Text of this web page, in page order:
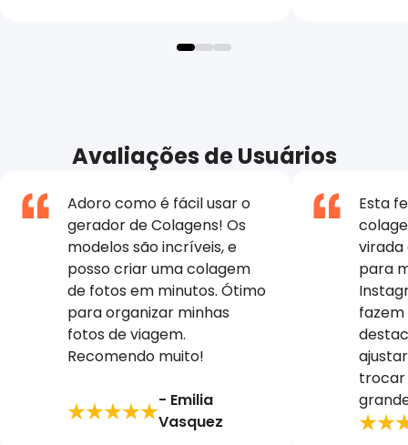
Avaliações de Usuários
Adoro como é fácil usar o
gerador de Colagens! Os
modelos são incríveis, e
posso criar uma colagem
de fotos em minutos. Ótimo
para organizar minhas
fotos de viagem.
Recomendo muito!
- Emilia
Vasquez
Esta
virada
para
trocar